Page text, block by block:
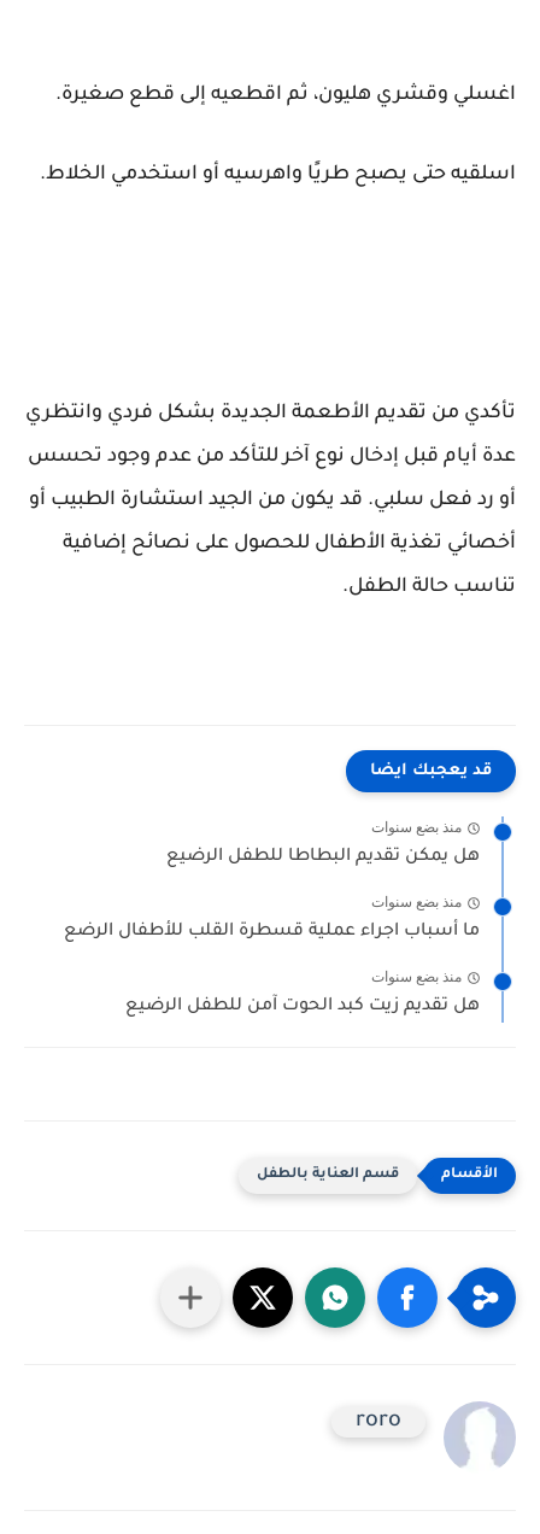
اغسلي وقشري هليون، ثم اقطعيه إلى قطع صغيرة.
اسلقيه حتى يصبح طريًا واهرسيه أو استخدمي الخلاط.
تأكدي من تقديم الأطعمة الجديدة بشكل فردي وانتظري
عدة أيام قبل إدخال نوع آخر للتأكد من عدم وجود تحسس
أو رد فعل سلبي. قد يكون من الجيد استشارة الطبيب أو
أخصائي تغذية الأطفال للحصول على نصائح إضافية
تناسب حالة الطفل.
قد يعجبك ايضا
منذ بضع سنوات
هل يمكن تقديم البطاطا للطفل الرضيع
منذ بضع سنوات
ما أسباب اجراء عملية قسطرة القلب للأطفال الرضع
منذ بضع سنوات
هل تقديم زيت كبد الحوت آمن للطفل الرضيع
قسم العناية بالطفل
roro